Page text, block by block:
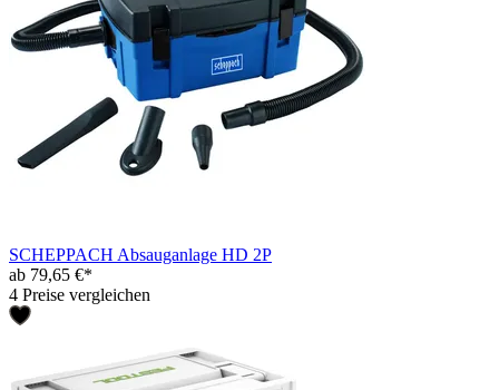
SCHEPPACH Absauganlage HD 2P
ab 79,65 €*
4 Preise vergleichen